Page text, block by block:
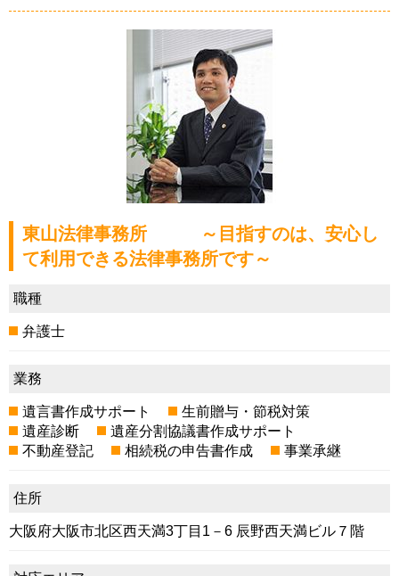
東山法律事務所 ～目指すのは、安心し
て利用できる法律事務所です～
職種
弁護士
業務
遺言書作成サポート
生前贈与・節税対策
遺産診断
遺産分割協議書作成サポート
不動産登記
相続税の申告書作成 事業承継
住所
大阪府大阪市北区西天満3丁目1－6 辰野西天満ビル７階